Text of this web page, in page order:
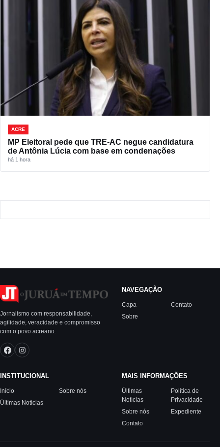
ACRE
MP Eleitoral pede que TRE-AC negue candidatura
de Antônia Lúcia com base em condenações
há 1 hora
Jornalismo com responsabilidade,
agilidade, veracidade e compromisso
com o povo acreano.
NAVEGAÇÃO
Capa
Sobre
Contato
INSTITUCIONAL
Início
Últimas Notícias
Sobre nós
MAIS INFORMAÇÕES
Últimas
Notícias
Sobre nós
Contato
Política de
Privacidade
Expediente